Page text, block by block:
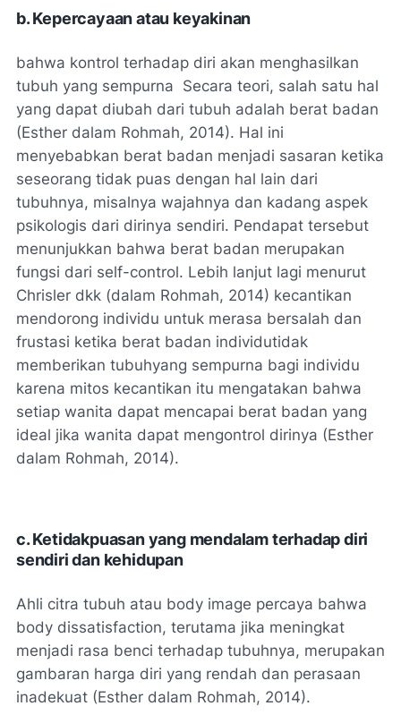
b. Kepercayaan atau keyakinan
bahwa kontrol terhadap diri akan menghasilkan
tubuh yang sempurna Secara teori, salah satu hal
yang dapat diubah dari tubuh adalah berat badan
(Esther dalam Rohmah, 2014). Hal ini
menyebabkan berat badan menjadi sasaran ketika
seseorang tidak puas dengan hal lain dari
tubuhnya, misalnya wajahnya dan kadang aspek
psikologis dari dirinya sendiri. Pendapat tersebut
menunjukkan bahwa berat badan merupakan
fungsi dari self-control. Lebih lanjut lagi menurut
Chrisler dkk (dalam Rohmah, 2014) kecantikan
mendorong individu untuk merasa bersalah dan
frustasi ketika berat badan individutidak
memberikan tubuhyang sempurna bagi individu
karena mitos kecantikan itu mengatakan bahwa
setiap wanita dapat mencapai berat badan yang
ideal jika wanita dapat mengontrol dirinya (Esther
dalam Rohmah, 2014).
c. Ketidakpuasan yang mendalam terhadap diri
sendiri dan kehidupan
Ahli citra tubuh atau body image percaya bahwa
body dissatisfaction, terutama jika meningkat
menjadi rasa benci terhadap tubuhnya, merupakan
gambaran harga diri yang rendah dan perasaan
inadekuat (Esther dalam Rohmah, 2014).